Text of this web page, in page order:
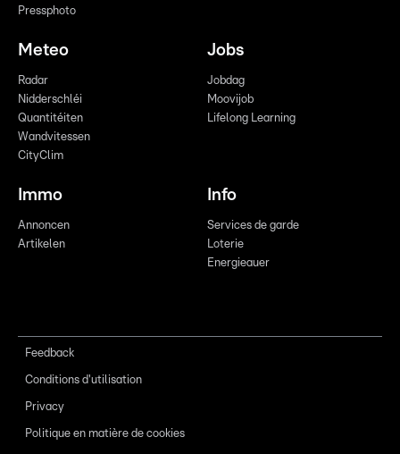
Pressphoto
Meteo
Radar
Nidderschléi
Quantitéiten
Wandvitessen
CityClim
Jobs
Jobdag
Moovijob
Lifelong Learning
Immo
Annoncen
Artikelen
Info
Services de garde
Loterie
Energieauer
Feedback
Conditions d'utilisation
Privacy
Politique en matière de cookies